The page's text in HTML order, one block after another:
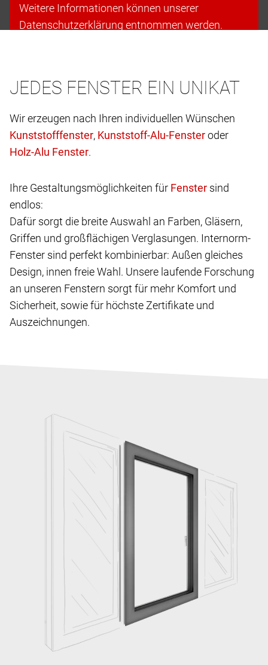
Weitere Informationen können unserer
Datenschutzerklärung entnommen werden.
JEDES FENSTER EIN UNIKAT
Wir erzeugen nach Ihren individuellen Wünschen
,
oder
.
Ihre Gestaltungsmöglichkeiten für
sind
endlos:
Dafür sorgt die breite Auswahl an Farben, Gläsern,
Griffen und großflächigen Verglasungen. Internorm-
Fenster sind perfekt kombinierbar: Außen gleiches
Design, innen freie Wahl. Unsere laufende Forschung
an unseren Fenstern sorgt für mehr Komfort und
Sicherheit, sowie für höchste Zertifikate und
Auszeichnungen.